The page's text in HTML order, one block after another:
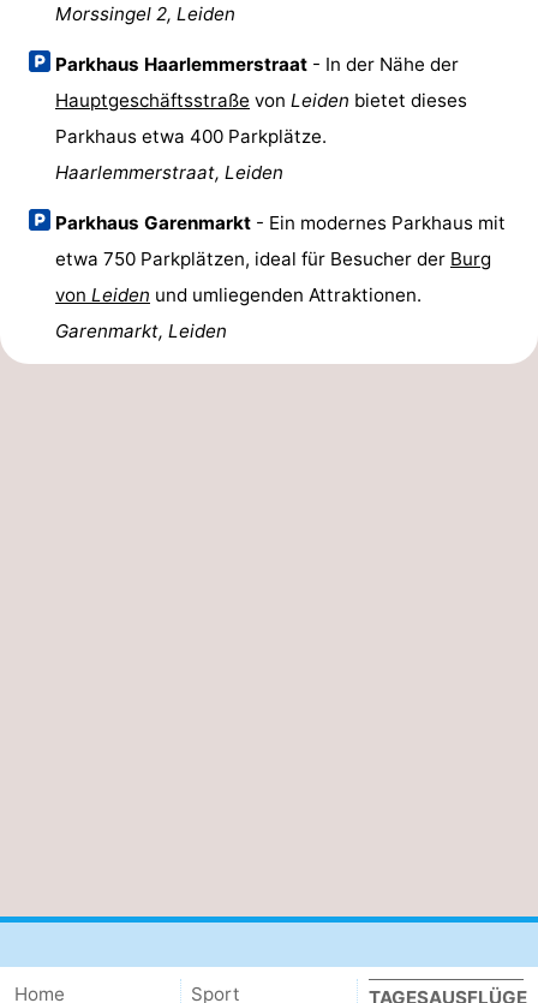
Morssingel 2, Leiden
Parkhaus Haarlemmerstraat - In der Nähe der
Hauptgeschäftsstraße von Leiden bietet dieses
Parkhaus etwa 400 Parkplätze.
Haarlemmerstraat, Leiden
Parkhaus Garenmarkt - Ein modernes Parkhaus mit
etwa 750 Parkplätzen, ideal für Besucher der Burg
von Leiden und umliegenden Attraktionen.
Garenmarkt, Leiden
Home
Sport
TAGESAUSFLÜGE